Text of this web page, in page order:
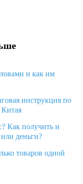
и как им
инструкция по
Как получить и
деньги?
товаров одной
Алиэкспресс и что